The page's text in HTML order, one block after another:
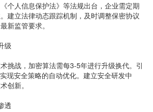
个人信息保护法》等法规出台，企业需定期
建立法律动态跟踪机制，及时调整保密协议
新监管要求。
级
挑战，加密算法需每3-5年进行升级换代。引
现安全策略的自动优化。建立安全研发中
创新。
透